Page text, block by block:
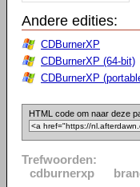
Andere edities:
CDBurnerXP
CDBurnerXP (64-bit)
CDBurnerXP
HTML code om naar deze
Trefwoorden:
cdburnerxp